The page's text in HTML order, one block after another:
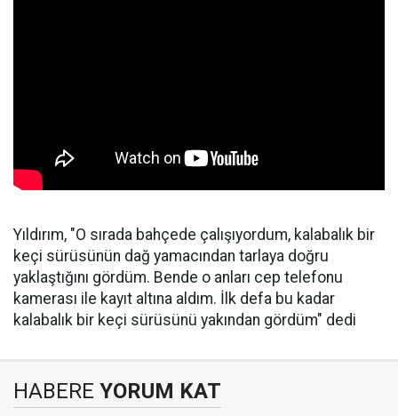
Yıldırım, "O sırada bahçede çalışıyordum, kalabalık bir
keçi sürüsünün dağ yamacından tarlaya doğru
yaklaştığını gördüm. Bende o anları cep telefonu
kamerası ile kayıt altına aldım. İlk defa bu kadar
kalabalık bir keçi sürüsünü yakından gördüm" dedi
HABERE YORUM KAT